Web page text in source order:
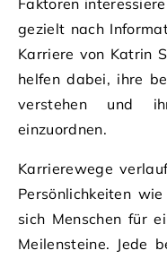
Faktoren
gezielt nach
Karriere von Katrin
helfen dabei, ihre
verstehen und
einzuordnen.
Karrierewege
Persönlichkeiten
sich Menschen für
Meilensteine. Jede